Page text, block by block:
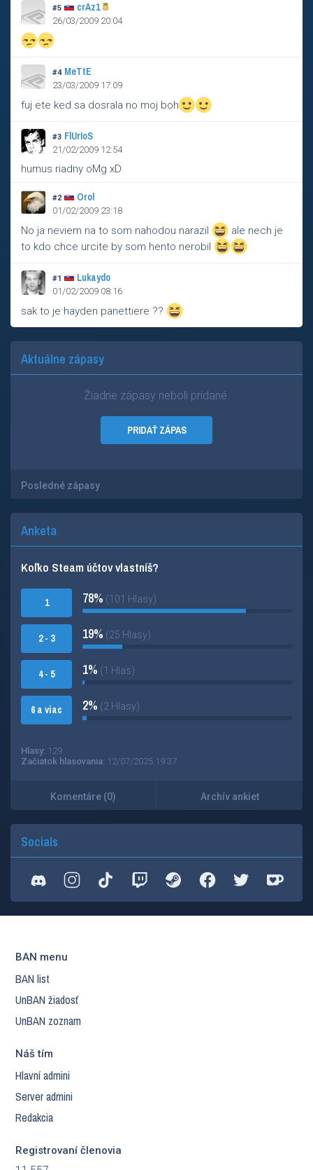
#5 crAz1
26/03/2009 20:04
#4 MeTtE
23/03/2009 17:09
fuj ete ked sa dosrala no moj boh
#3 FlUrIoS
21/02/2009 12:54
humus riadny oMg xD
#2 Orol
01/02/2009 23:18
No ja neviem na to som nahodou narazil
ale nech je
to kdo chce urcite by som hento nerobil
#1 Lukaydo
01/02/2009 08:16
sak to je hayden panettiere ??
Aktuálne zápasy
Žiadne zápasy neboli pridané.
PRIDAŤ ZÁPAS
Posledné zápasy
Anketa
Koľko Steam účtov vlastníš?
1
2 - 3
4 - 5
6 a viac
78% (101 Hlasy)
19% (25 Hlasy)
1% (1 Hlas)
2% (2 Hlasy)
Hlasy: 129
Začiatok hlasovania: 12/07/2025 19:37
Komentáre (0) Archív ankiet
Socials
BAN menu
BAN list
UnBAN žiadosť
UnBAN zoznam
Náš tím
Hlavní admini
Server admini
Redakcia
Registrovaní členovia